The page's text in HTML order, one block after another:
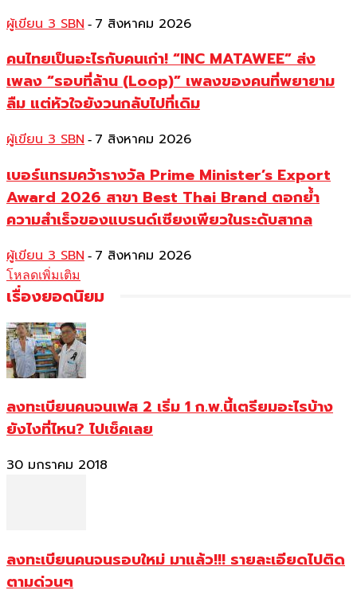
ผู้เขียน 3 SBN - 7 สิงหาคม 2026
คนไทยเป็นอะไรกับคนเก่า! “INC MATAWEE” ส่ง
เพลง “รอบที่ล้าน (Loop)” เพลงของคนที่พยายาม
ลืม แต่หัวใจยังวนกลับไปที่เดิม
ผู้เขียน 3 SBN - 7 สิงหาคม 2026
เบอร์แทรมคว้ารางวัล Prime Minister’s Export
Award 2026 สาขา Best Thai Brand ตอกย้ำ
ความสำเร็จของแบรนด์เซียงเพียวในระดับสากล
ผู้เขียน 3 SBN - 7 สิงหาคม 2026
โหลดเพิ่มเติม
เรื่องยอดนิยม
ลงทะเบียนคนจนเฟส 2 เริ่ม 1 ก.พ.นี้เตรียมอะไรบ้าง
ยังไงที่ไหน? ไปเช็คเลย
30 มกราคม 2018
ลงทะเบียนคนจนรอบใหม่ มาแล้ว!!! รายละเอียดไปติด
ตามด่วนๆ